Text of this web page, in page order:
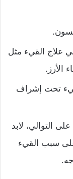
علاج القيء مثل
الأرز.
تحت إشراف
التوالي، لابد
سبب القيء